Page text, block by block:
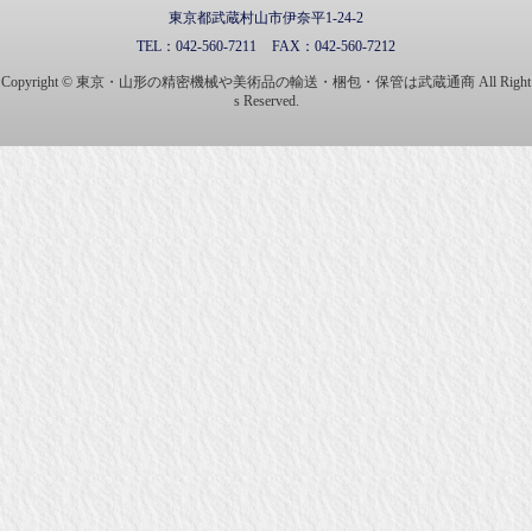
東京都武蔵村山市伊奈平1-24-2
TEL： 042-560-7211 FAX： 042-560-7212
Copyright © 東京・山形の精密機械や美術品の輸送・梱包・保管は武蔵通商 All Right
s Reserved.